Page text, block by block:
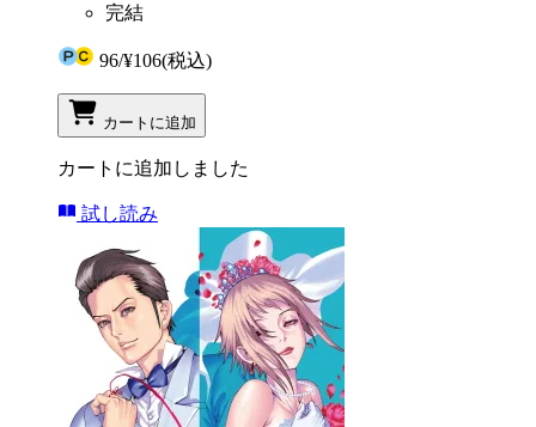
完結
96/¥106(税込)
カートに追加
カートに追加しました
試し読み